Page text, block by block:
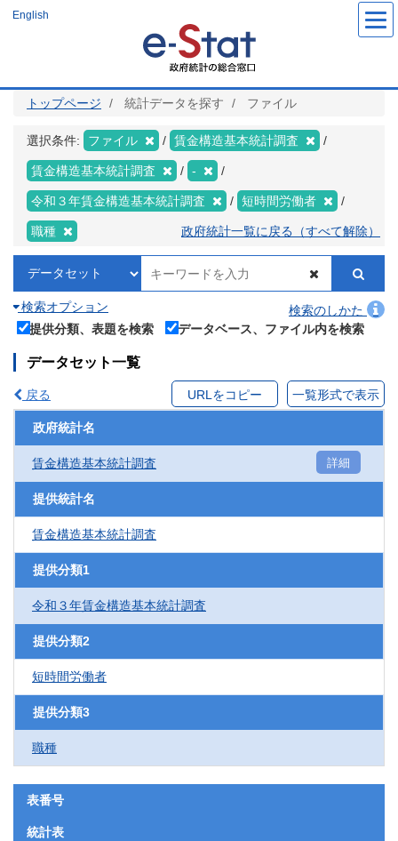
ツ
English
トップページ 統計データを探す ファイル
選択条件: ファイル 賃金構造基本統計調査
賃金構造基本統計調査 -
令和３年賃金構造基本統計調査 短時間労働者
職種 政府統計一覧に戻る（すべて解除）
検索オプション
検索のしかた
提供分類、表題を検索
データベース、ファイル内を検索
データセット一覧
戻る URLをコピー 一覧形式で表示
政府統計名
賃金構造基本統計調査 詳細
提供統計名
賃金構造基本統計調査
提供分類1
令和３年賃金構造基本統計調査
提供分類2
短時間労働者
提供分類3
職種
表番号
統計表